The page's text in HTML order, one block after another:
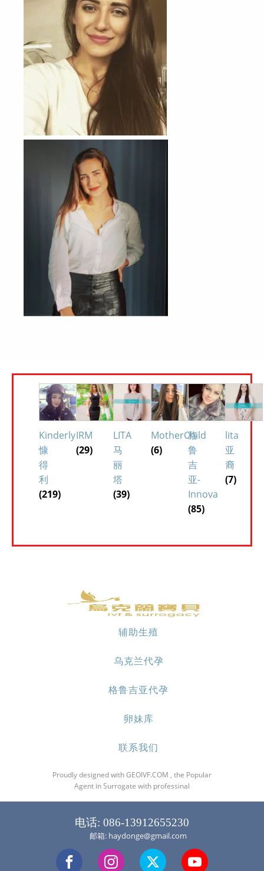
Kinderly
慷
得
利
(219)
IRM
(29)
LITA
马
丽
塔
(39)
MotherChild
(6)
格
鲁
吉
亚-
Innova
(85)
lita
亚
裔
(7)
辅助生殖
乌克兰代孕
格鲁吉亚代孕
卵妹库
联系我们
Proudly designed with GEOIVF.COM , the Popular
Agent in Surrogate with professinal
电话: 086-13912655230
邮箱: haydonge@gmail.com